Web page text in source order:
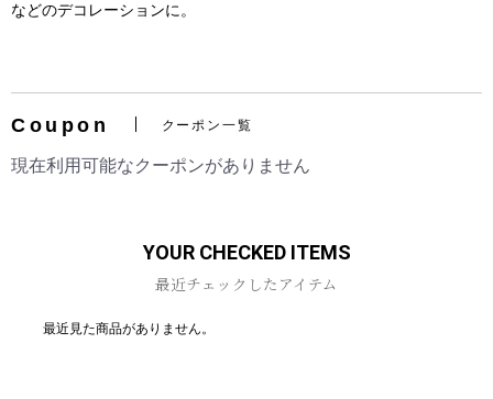
などのデコレーションに。
Coupon クーポン一覧
現在利用可能なクーポンがありません
YOUR CHECKED ITEMS
最近チェックしたアイテム
最近見た商品がありません。